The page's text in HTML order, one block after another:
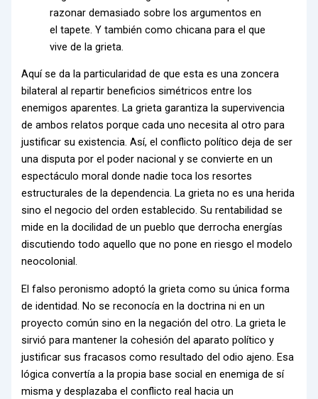
razonar demasiado sobre los argumentos en
el tapete. Y también como chicana para el que
vive de la grieta.
Aquí se da la particularidad de que esta es una zoncera
bilateral al repartir beneficios simétricos entre los
enemigos aparentes. La grieta garantiza la supervivencia
de ambos relatos porque cada uno necesita al otro para
justificar su existencia. Así, el conflicto político deja de ser
una disputa por el poder nacional y se convierte en un
espectáculo moral donde nadie toca los resortes
estructurales de la dependencia. La grieta no es una herida
sino el negocio del orden establecido. Su rentabilidad se
mide en la docilidad de un pueblo que derrocha energías
discutiendo todo aquello que no pone en riesgo el modelo
neocolonial.
El falso peronismo adoptó la grieta como su única forma
de identidad. No se reconocía en la doctrina ni en un
proyecto común sino en la negación del otro. La grieta le
sirvió para mantener la cohesión del aparato político y
justificar sus fracasos como resultado del odio ajeno. Esa
lógica convertía a la propia base social en enemiga de sí
misma y desplazaba el conflicto real hacia un